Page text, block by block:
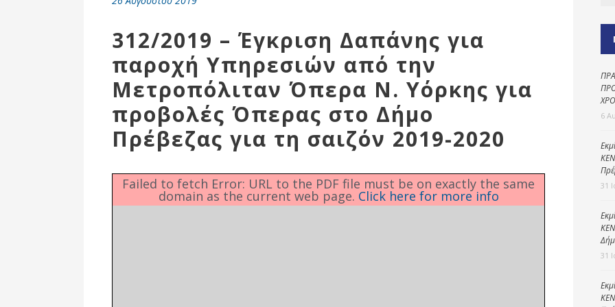
Δημοτικές
Ενότητες
Παιδικοί σταθμοί
προστασία
312/2019 – Έγκριση Δαπάνης για
παροχή Υπηρεσιών από την
Μετροπόλιταν Όπερα Ν. Υόρκης για
προβολές Όπερας στο Δήμο
Πρέβεζας για τη σαιζόν 2019-2020
Failed to fetch Error: URL to the PDF file must be on exactly the same
domain as the current web page. Click here for more info
6
31
31